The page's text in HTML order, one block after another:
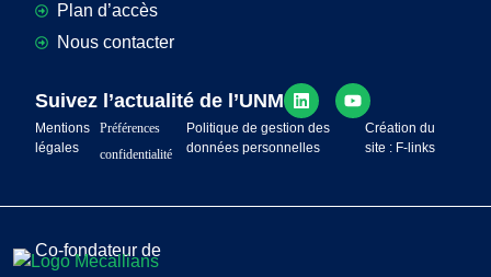
Plan d’accès
Nous contacter
Suivez l’actualité de l’UNM
Mentions
légales
Préférences
confidentialité
Politique de gestion des
données personnelles
Création du
site : F-links
Co-fondateur de